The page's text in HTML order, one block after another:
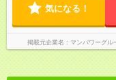
気になる！
掲載元企業名 マンパワーグ